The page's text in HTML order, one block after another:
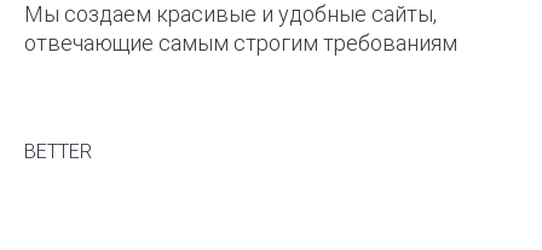
Мы создаем красивые и удобные сайты,
отвечающие самым строгим требованиям
BETTER